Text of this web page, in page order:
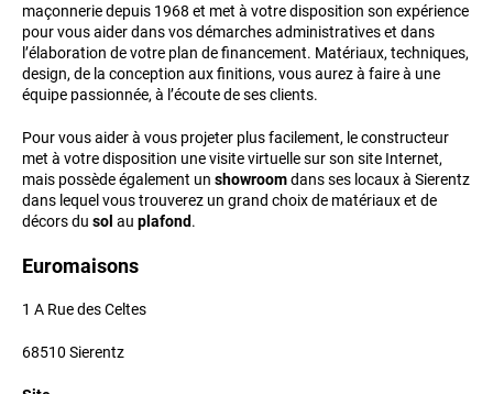
maçonnerie depuis 1968 et met à votre disposition son expérience
pour vous aider dans vos démarches administratives et dans
l’élaboration de votre plan de financement. Matériaux, techniques,
design, de la conception aux finitions, vous aurez à faire à une
équipe passionnée, à l’écoute de ses clients.
Pour vous aider à vous projeter plus facilement, le constructeur
met à votre disposition une visite virtuelle sur son site Internet,
mais possède également un showroomdans ses locaux à Sierentz
dans lequel vous trouverez un grand choix de matériaux et de
décors du sol au plafond.
Euromaisons
1 A Rue des Celtes
68510 Sierentz